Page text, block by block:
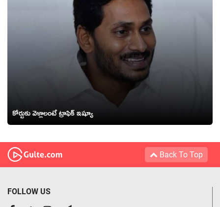
కోర్టుకు వెళ్లాలంటే ట్రాఫిక్ ఇష్యూ
Back To Top
FOLLOW US